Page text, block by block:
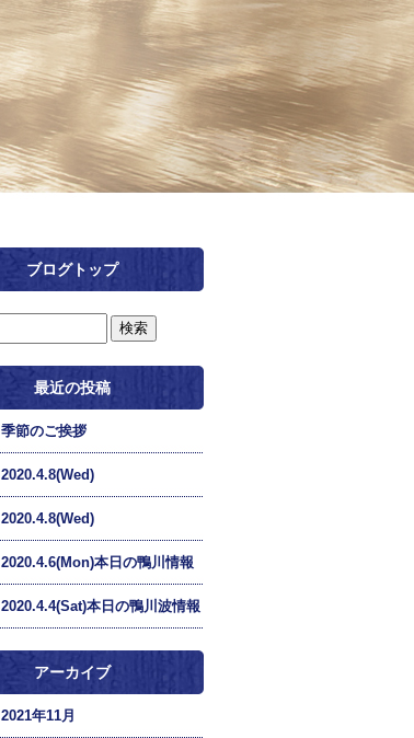
ブログトップ
最近の投稿
季節のご挨拶
2020.4.8(Wed)
2020.4.8(Wed)
2020.4.6(Mon)本日の鴨川情報
2020.4.4(Sat)本日の鴨川波情報
アーカイブ
2021年11月